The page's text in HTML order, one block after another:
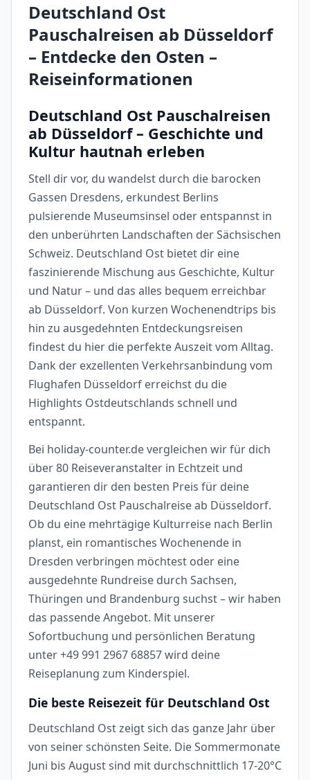
Deutschland Ost
Pauschalreisen ab Düsseldorf
– Entdecke den Osten –
Reiseinformationen
Deutschland Ost Pauschalreisen
ab Düsseldorf – Geschichte und
Kultur hautnah erleben
Stell dir vor, du wandelst durch die barocken
Gassen Dresdens, erkundest Berlins
pulsierende Museumsinsel oder entspannst in
den unberührten Landschaften der Sächsischen
Schweiz. Deutschland Ost bietet dir eine
faszinierende Mischung aus Geschichte, Kultur
und Natur – und das alles bequem erreichbar
ab Düsseldorf. Von kurzen Wochenendtrips bis
hin zu ausgedehnten Entdeckungsreisen
findest du hier die perfekte Auszeit vom Alltag.
Dank der exzellenten Verkehrsanbindung vom
Flughafen Düsseldorf erreichst du die
Highlights Ostdeutschlands schnell und
entspannt.
Bei holiday-counter.de vergleichen wir für dich
über 80 Reiseveranstalter in Echtzeit und
garantieren dir den besten Preis für deine
Deutschland Ost Pauschalreise ab Düsseldorf.
Ob du eine mehrtägige Kulturreise nach Berlin
planst, ein romantisches Wochenende in
Dresden verbringen möchtest oder eine
ausgedehnte Rundreise durch Sachsen,
Thüringen und Brandenburg suchst – wir haben
das passende Angebot. Mit unserer
Sofortbuchung und persönlichen Beratung
unter +49 991 2967 68857 wird deine
Reiseplanung zum Kinderspiel.
Die beste Reisezeit für Deutschland Ost
Deutschland Ost zeigt sich das ganze Jahr über
von seiner schönsten Seite. Die Sommermonate
Juni bis August sind mit durchschnittlich 17-20°C